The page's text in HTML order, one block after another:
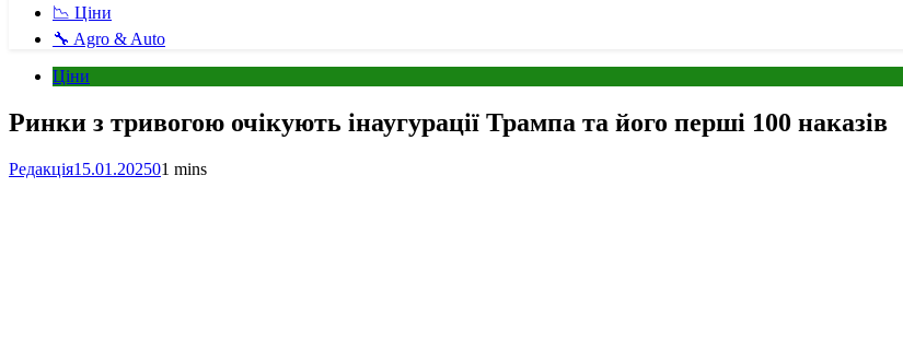
📉 Ціни
🔧 Agro & Auto
Ціни
Ринки з тривогою очікують інаугурації Трампа та його перші 100 наказів
Редакція15.01.202501 mins